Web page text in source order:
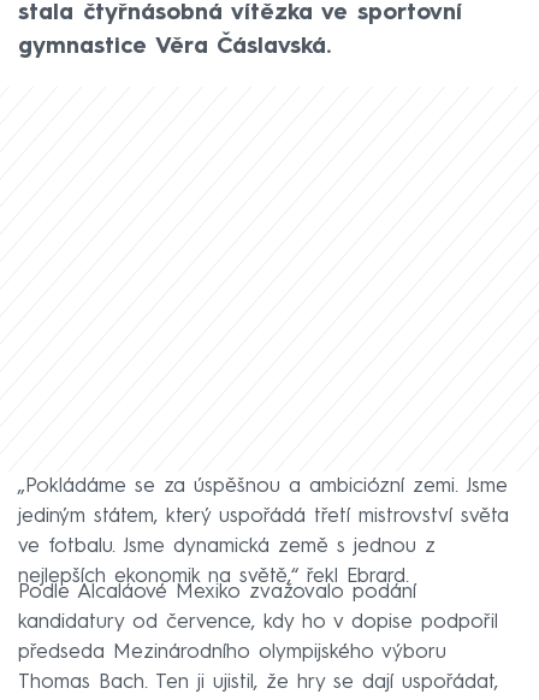
stala čtyřnásobná vítězka ve sportovní
gymnastice Věra Čáslavská.
„Pokládáme se za úspěšnou a ambiciózní zemi. Jsme
jediným státem, který uspořádá třetí mistrovství světa
ve fotbalu. Jsme dynamická země s jednou z
nejlepších ekonomik na světě,“ řekl Ebrard.
Podle Alcaláové Mexiko zvažovalo podání
kandidatury od července, kdy ho v dopise podpořil
předseda Mezinárodního olympijského výboru
Thomas Bach. Ten ji ujistil, že hry se dají uspořádat,